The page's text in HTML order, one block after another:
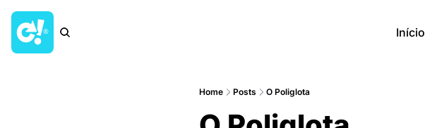
Início
Home Posts O Poliglota